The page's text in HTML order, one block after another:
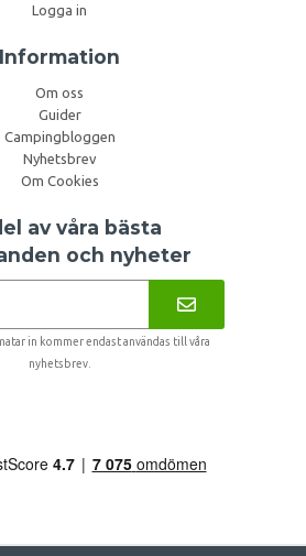
Logga in
Information
Om oss
Guider
Campingbloggen
Nyhetsbrev
Om Cookies
av våra bästa
och nyheter
in kommer endast användas till våra
nyhetsbrev.